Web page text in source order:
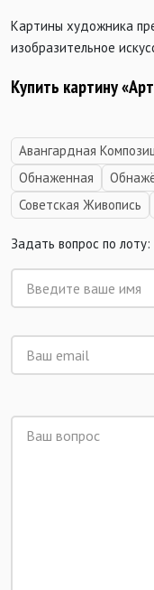
Картины художника
изобразительное
Купить картину
Авангардная
Обнаженная
Советская Живопись
Задать вопрос по лоту: